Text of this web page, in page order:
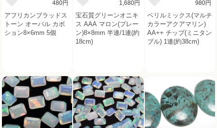
480円
アフリカンブラッドス
トーン オーバル カボ
ション8×6mm 5個
1,680円
宝石質グリーンオニキ
ス AAA マロン(プレー
ン)8×8mm 半連/1連(約
18cm)
980円
ベリルミックス(マルチ
カラーアクアマリン)
AA++ チップ(ミニタン
ブル) 1連(約38cm)